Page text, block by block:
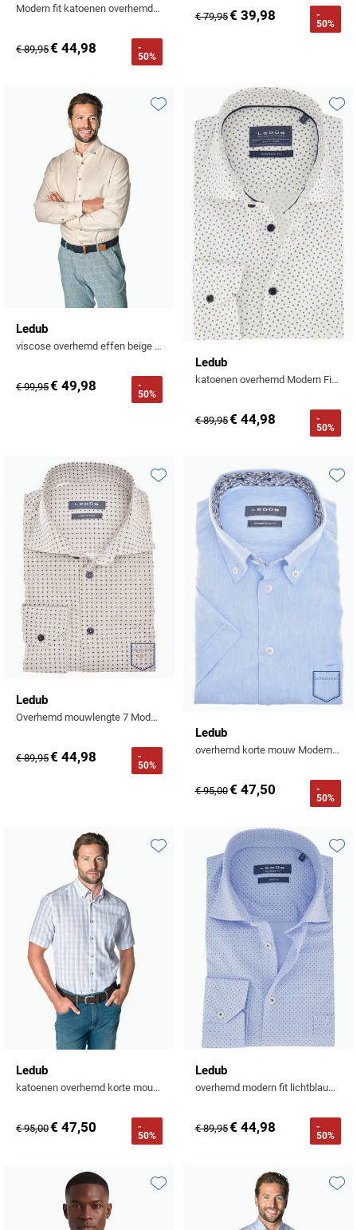
Modern fit katoenen overhemd blauw geprint
€ 89,95€ 44,98
-
50%
€ 79,95€ 39,98
-
50%
Ledub
viscose overhemd effen beige normale fit
€ 99,95€ 49,98
-
50%
Toevoegen aan favorieten
Ledub
katoenen overhemd Modern Fit New wit geprint
€ 89,95€ 44,98
-
50%
Ledub
Overhemd mouwlengte 7 Modern Fit beige geprint
€ 89,95€ 44,98
-
50%
Toevoegen aan favorieten
Ledub
overhemd korte mouw Modern Fit lichtblauw gemêleerd
€ 95,00€ 47,50
-
50%
Ledub
katoenen overhemd korte mouw geruit blauw normale fit
€ 95,00€ 47,50
-
50%
Toevoegen aan favorieten
Ledub
overhemd modern fit lichtblauw gestipt
€ 89,95€ 44,98
-
50%
Toevoegen aan favorieten